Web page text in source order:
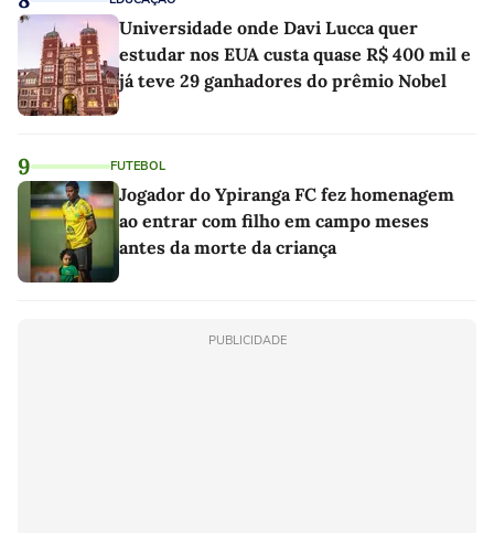
Universidade onde Davi Lucca quer
estudar nos EUA custa quase R$ 400 mil e
já teve 29 ganhadores do prêmio Nobel
9 FUTEBOL
Jogador do Ypiranga FC fez homenagem
ao entrar com filho em campo meses
antes da morte da criança
PUBLICIDADE